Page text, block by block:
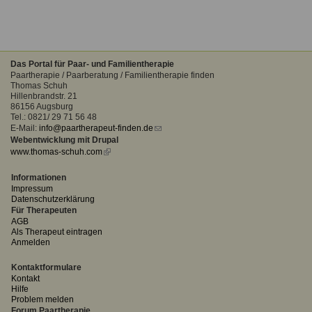
Das Portal für Paar- und Familientherapie
Paartherapie / Paarberatung / Familientherapie finden
Thomas Schuh
Hillenbrandstr. 21
86156 Augsburg
Tel.: 0821/ 29 71 56 48
E-Mail: info@paartherapeut-finden.de (link
Webentwicklung mit Drupal
www.thomas-schuh.com(link
Informationen
Impressum
Datenschutzerklärung
Für Therapeuten
AGB
Als Therapeut eintragen
Anmelden
Kontaktformulare
Kontakt
Hilfe
Problem melden